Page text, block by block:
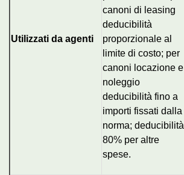
Utilizzati da agenti
canoni di leasing
deducibilità
proporzionale al
limite di costo; per
canoni locazione e
noleggio
deducibilità fino a
importi fissati dalla
norma; deducibilità
80% per altre
spese.